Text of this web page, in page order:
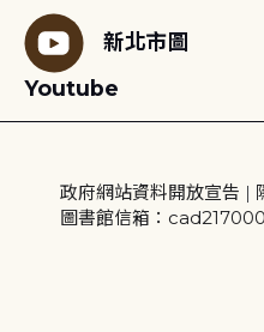
新北市圖
Youtube
政府網站資料開放宣告 |
圖書館信箱：